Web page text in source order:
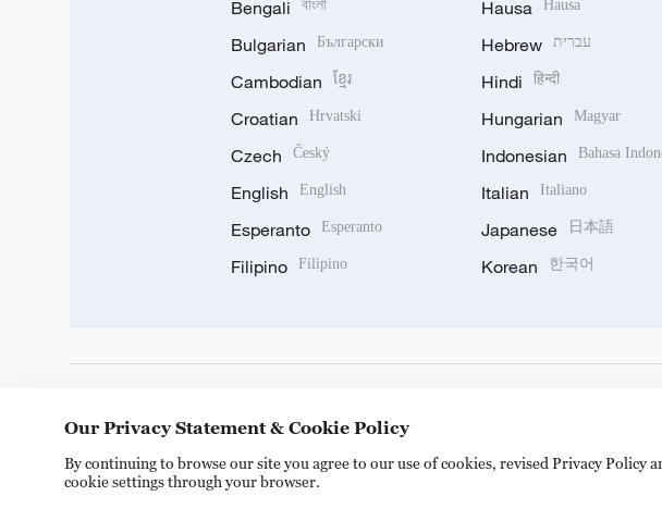
Bengali বাংলা
Bulgarian Български
Cambodian ខ្មែរ
Croatian Hrvatski
Czech Český
English English
Esperanto Esperanto
Filipino Filipino
Hausa Hausa
Hebrew עברית
Hindi हिन्दी
Hungarian Magyar
Indonesian Bahasa
Italian Italiano
Japanese 日本語
Korean 한국어
Our Privacy Statement & Cookie Policy
By continuing to browse our site you agree to our use of cookies, revised Privacy Policy
cookie settings through your browser.